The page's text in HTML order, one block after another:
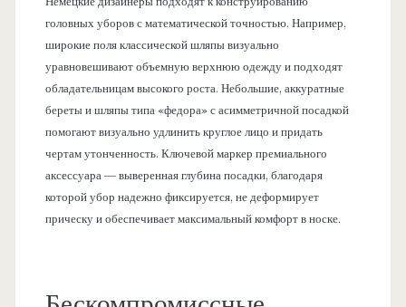
головных уборов с математической точностью. Например,
широкие поля классической шляпы визуально
уравновешивают объемную верхнюю одежду и подходят
обладательницам высокого роста. Небольшие, аккуратные
береты и шляпы типа «федора» с асимметричной посадкой
помогают визуально удлинить круглое лицо и придать
чертам утонченность. Ключевой маркер премиального
аксессуара — выверенная глубина посадки, благодаря
которой убор надежно фиксируется, не деформирует
прическу и обеспечивает максимальный комфорт в носке.